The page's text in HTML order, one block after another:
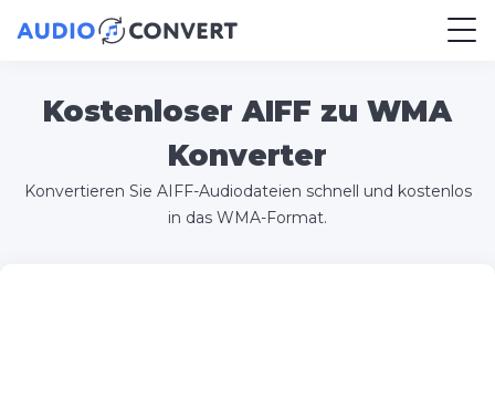
Kostenloser AIFF zu WMA
Konverter
Konvertieren Sie AIFF-Audiodateien schnell und kostenlos
in das WMA-Format.